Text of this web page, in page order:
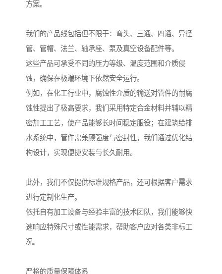
方案。
我们的产品线包括但不限于：弯头、三通、四通、异径
管、管帽、法兰、轴承座、泵及真空设备配件等。
这些产品可承受不同的压力等级、温度范围和介质侵
蚀，确保在极端环境下依然安全运行。
例如，在化工行业中，腐蚀性介质的输送对管件的耐腐
蚀性提出了极高要求，我们采用特定合金材料并辅以精
密加工工艺，使产品能够长时间稳定服役；在建筑给排
水系统中，管件需兼顾强度与密封性，我们通过优化结
构设计，实现便捷安装与长久耐用。
此外，我们不仅提供标准规格产品，还可根据客户需求
进行定制化生产。
依托自有加工设备与经验丰富的技术团队，我们能够快
速响应特殊尺寸或性能需求，帮助客户应对各类非标工
况。
严格的质量保障体系